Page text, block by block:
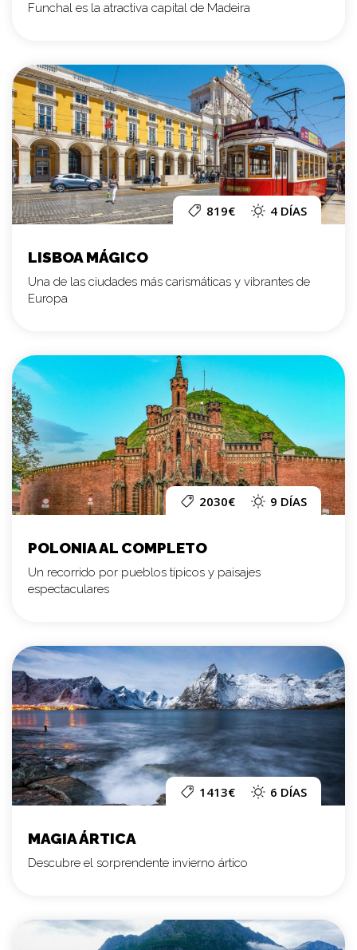
Funchal es la atractiva capital de Madeira
819€ 4 DÍAS
LISBOA MÁGICO
Una de las ciudades más carismáticas y vibrantes de
Europa
2030€ 9 DÍAS
POLONIA AL COMPLETO
Un recorrido por pueblos típicos y paisajes
espectaculares
1413€ 6 DÍAS
MAGIA ÁRTICA
Descubre el sorprendente invierno ártico